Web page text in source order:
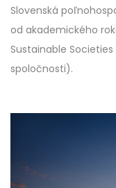
Slovenská
od akademického
Sustainable
spoločnosti).